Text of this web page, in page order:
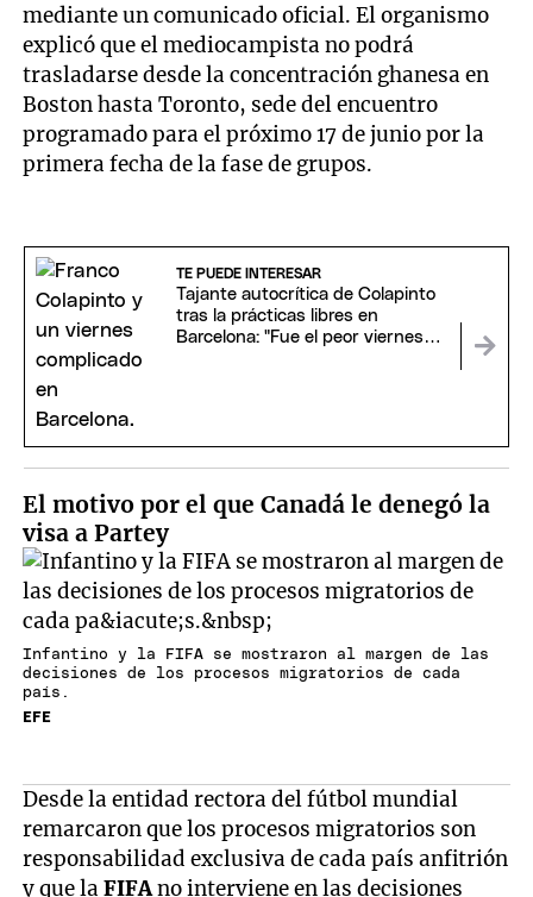
mediante un comunicado oficial. El organismo
explicó que el mediocampista no podrá
trasladarse desde la concentración ghanesa en
Boston hasta Toronto, sede del encuentro
programado para el próximo 17 de junio por la
primera fecha de la fase de grupos.
TE PUEDE INTERESAR
Tajante autocrítica de Colapinto
tras la prácticas libres en
Barcelona: "Fue el peor viernes
El motivo por el que Canadá le denegó la
visa a Partey
Infantino y la FIFA se mostraron al margen de las
decisiones de los procesos migratorios de cada
país.
EFE
Desde la entidad rectora del fútbol mundial
remarcaron que los procesos migratorios son
responsabilidad exclusiva de cada país anfitrión
y que laFIFAno interviene en las decisiones